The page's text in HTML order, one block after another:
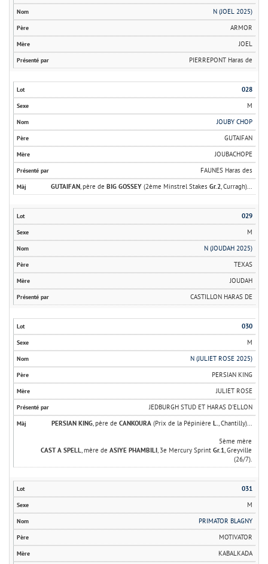
N (JOEL 2025)
ARMOR
JOEL
PIERREPONT Haras de
028
M
JOUBY CHOP
GUTAIFAN
JOUBACHOPE
FAUNES Haras des
GUTAIFAN , père deBIG GOSSEY (2ème Minstrel StakesGr.2 , Curragh)...
029
M
N (JOUDAH 2025)
TEXAS
JOUDAH
CASTILLON HARAS DE
030
M
N (JULIET ROSE 2025)
PERSIAN KING
JULIET ROSE
JEDBURGH STUD ET HARAS D'ELLON
PERSIAN KING , père deCANKOURA (Prix de la PépinièreL. , Chantilly)...
5ème mère
CAST A SPELL , mère deASIYE PHAMBILI , 3e Mercury SprintGr.1 , Greyville
(26/7).
031
M
PRIMATOR BLAGNY
MOTIVATOR
KABALKADA